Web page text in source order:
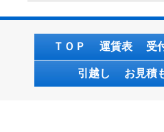
ＴＯＰ 運賃表 受
引越し お見積